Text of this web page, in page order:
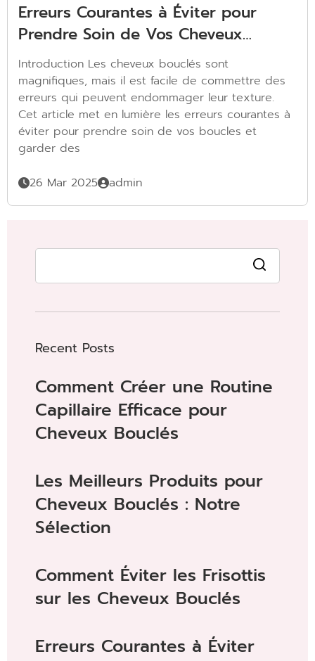
Recent Posts
Comment Créer une Routine
Capillaire Efficace pour
Cheveux Bouclés
Les Meilleurs Produits pour
Cheveux Bouclés : Notre
Sélection
Comment Éviter les Frisottis
sur les Cheveux Bouclés
Erreurs Courantes à Éviter
Erreurs Courantes à Éviter pour
Prendre Soin de Vos Cheveux
Bouclés
Introduction Les cheveux bouclés sont
magnifiques, mais il est facile de commettre des
erreurs qui peuvent endommager leur texture.
Cet article met en lumière les erreurs courantes à
éviter pour prendre soin de vos boucles et
garder des
26 Mar 2025 admin